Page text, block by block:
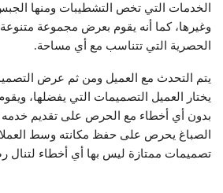
الخدمات التي تخص التشطيبات ومنها
وغيرها، كما أنه يقوم بعرض مجموعة
الحصرية التي تتناسب مع أي مساحة.
يتم التحدث مع العميل ومن ثم عرض
يختار العميل التصميمات التي يفضلها،
بدون أي أخطاء مع الحرص على تقديم خدمه
الصباغ يحرص على حفظ مكانته وسط
تصميمات ممتازة ليس بها أي أخطاء لتنال